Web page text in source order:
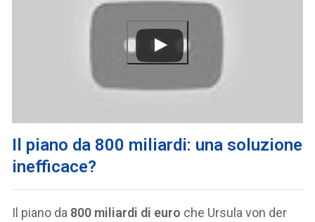
Il piano da 800 miliardi: una soluzione
inefficace?
Il piano da 800 miliardi di euro che Ursula von der